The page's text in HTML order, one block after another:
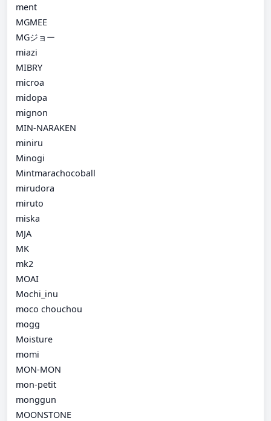
ment
MGMEE
MGジョー
miazi
MIBRY
microa
midopa
mignon
MIN-NARAKEN
miniru
Minogi
Mintmarachocoball
mirudora
miruto
miska
MJA
MK
mk2
MOAI
Mochi_inu
moco chouchou
mogg
Moisture
momi
MON-MON
mon-petit
monggun
MOONSTONE